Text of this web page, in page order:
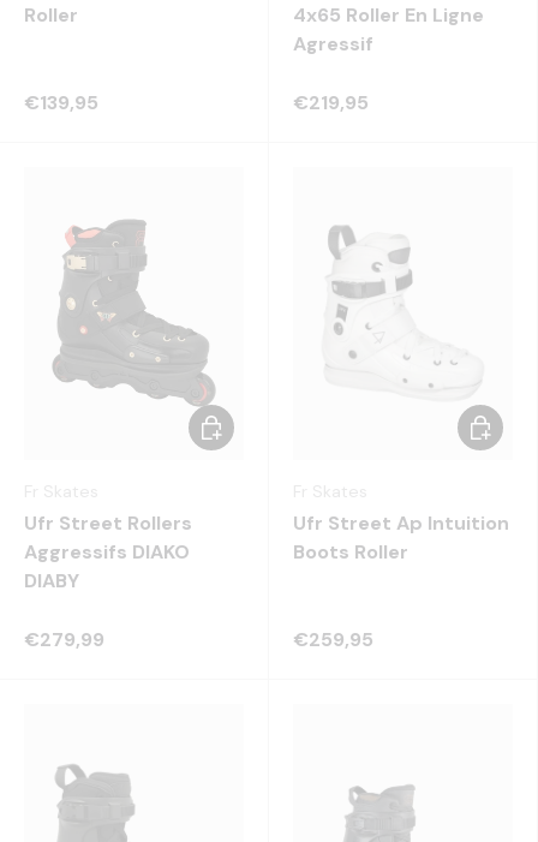
Roller
€139,95
4x65 Roller En Ligne
Agressif
€219,95
Ufr Street Rollers
Aggressifs DIAKO
DIABY
€279,99
Choisir les options
Ufr Street Ap Intuition
Boots Roller
€259,95
Choisir